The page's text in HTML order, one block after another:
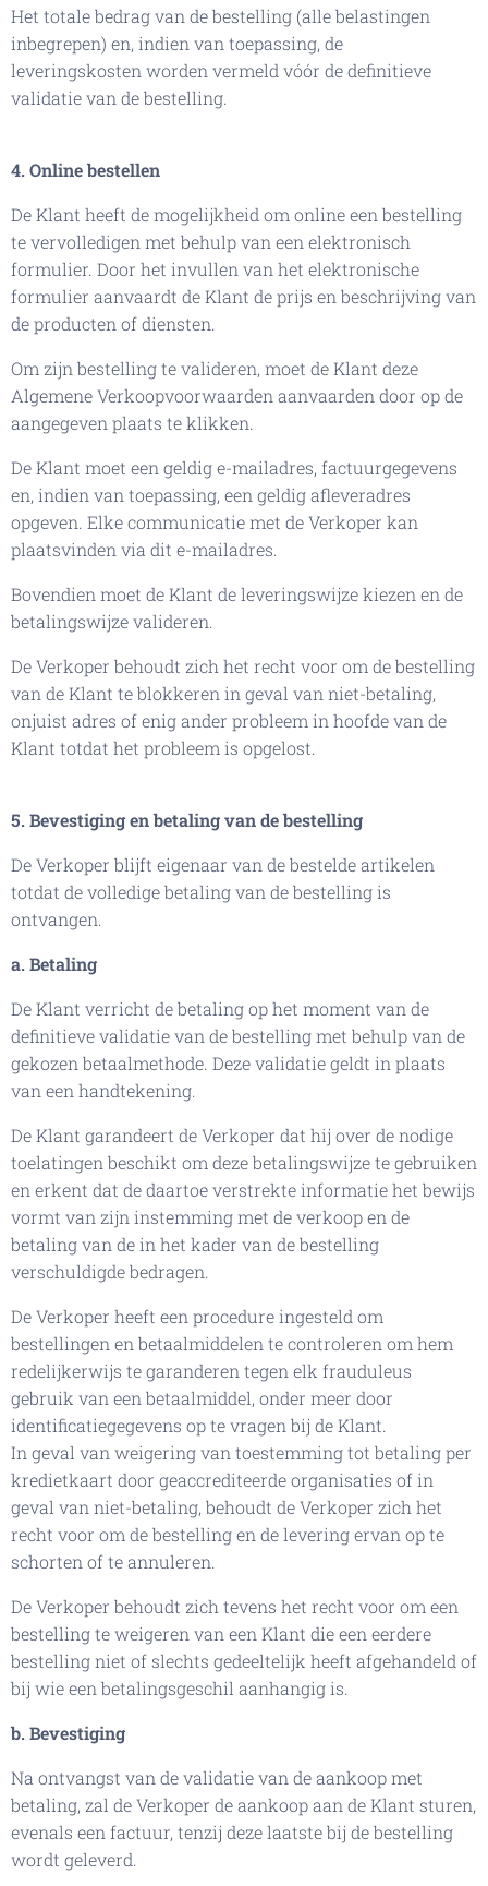
Het totale bedrag van de bestelling (alle belastingen
inbegrepen) en, indien van toepassing, de
leveringskosten worden vermeld vóór de definitieve
validatie van de bestelling.
4. Online bestellen
De Klant heeft de mogelijkheid om online een bestelling
te vervolledigen met behulp van een elektronisch
formulier. Door het invullen van het elektronische
formulier aanvaardt de Klant de prijs en beschrijving van
de producten of diensten.
Om zijn bestelling te valideren, moet de Klant deze
Algemene Verkoopvoorwaarden aanvaarden door op de
aangegeven plaats te klikken.
De Klant moet een geldig e-mailadres, factuurgegevens
en, indien van toepassing, een geldig afleveradres
opgeven. Elke communicatie met de Verkoper kan
plaatsvinden via dit e-mailadres.
Bovendien moet de Klant de leveringswijze kiezen en de
betalingswijze valideren.
De Verkoper behoudt zich het recht voor om de bestelling
van de Klant te blokkeren in geval van niet-betaling,
onjuist adres of enig ander probleem in hoofde van de
Klant totdat het probleem is opgelost.
5. Bevestiging en betaling van de bestelling
De Verkoper blijft eigenaar van de bestelde artikelen
totdat de volledige betaling van de bestelling is
ontvangen.
a. Betaling
De Klant verricht de betaling op het moment van de
definitieve validatie van de bestelling met behulp van de
gekozen betaalmethode. Deze validatie geldt in plaats
van een handtekening.
De Klant garandeert de Verkoper dat hij over de nodige
toelatingen beschikt om deze betalingswijze te gebruiken
en erkent dat de daartoe verstrekte informatie het bewijs
vormt van zijn instemming met de verkoop en de
betaling van de in het kader van de bestelling
verschuldigde bedragen.
De Verkoper heeft een procedure ingesteld om
bestellingen en betaalmiddelen te controleren om hem
redelijkerwijs te garanderen tegen elk frauduleus
gebruik van een betaalmiddel, onder meer door
identificatiegegevens op te vragen bij de Klant.
In geval van weigering van toestemming tot betaling per
kredietkaart door geaccrediteerde organisaties of in
geval van niet-betaling, behoudt de Verkoper zich het
recht voor om de bestelling en de levering ervan op te
schorten of te annuleren.
De Verkoper behoudt zich tevens het recht voor om een
bestelling te weigeren van een Klant die een eerdere
bestelling niet of slechts gedeeltelijk heeft afgehandeld of
bij wie een betalingsgeschil aanhangig is.
b. Bevestiging
Na ontvangst van de validatie van de aankoop met
betaling, zal de Verkoper de aankoop aan de Klant sturen,
evenals een factuur, tenzij deze laatste bij de bestelling
wordt geleverd.